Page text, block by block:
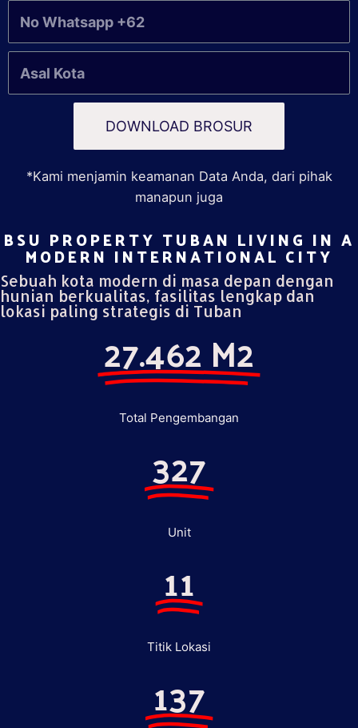
DOWNLOAD BROSUR
*Kami menjamin keamanan Data Anda, dari pihak
manapun juga
BSU PROPERTY TUBAN LIVING IN A
MODERN INTERNATIONAL CITY​
Sebuah kota modern di masa depan dengan
hunian berkualitas, fasilitas lengkap dan
lokasi paling strategis di Tuban
27.462 M2
Total Pengembangan
327
Unit
11
Titik Lokasi
137